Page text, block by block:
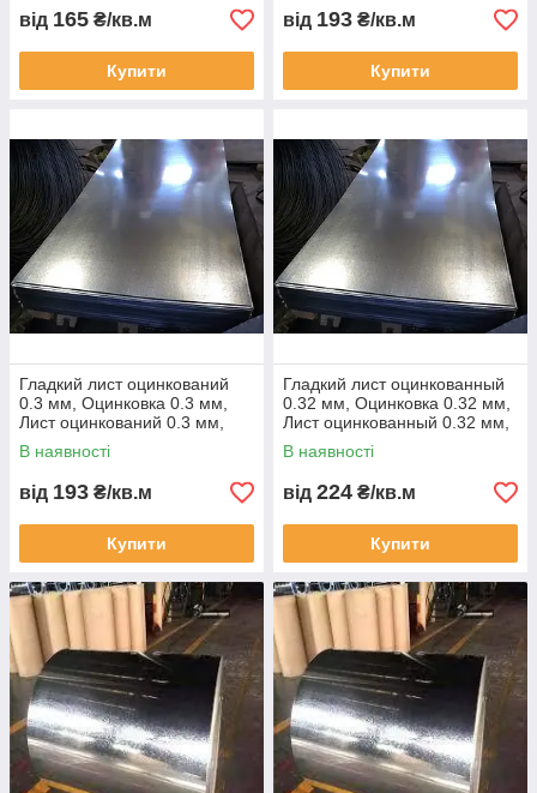
від 165 ₴/кв.м
Купити
від 193 ₴/кв.м
Купити
Гладкий лист оцинкований
0.3 мм, Оцинковка 0.3 мм,
Лист оцинкований 0.3 мм,
Жерсть оцинкована 0.3 мм,
В наявності
від 193 ₴/кв.м
Купити
Гладкий лист оцинкованный
0.32 мм, Оцинковка 0.32 мм,
Лист оцинкованный 0.32 мм,
Жесть оцинкованная 0.32
мм,
В наявності
від 224 ₴/кв.м
Купити